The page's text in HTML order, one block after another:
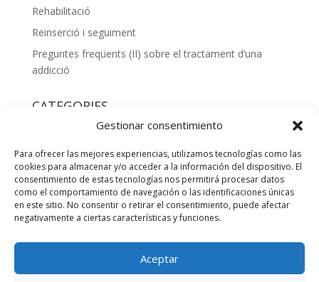
Gestionar consentimiento
Para ofrecer las mejores experiencias, utilizamos tecnologías como las
cookies para almacenar y/o acceder a la información del dispositivo. El
consentimiento de estas tecnologías nos permitirá procesar datos
como el comportamiento de navegación o las identificaciones únicas
en este sitio. No consentir o retirar el consentimiento, puede afectar
negativamente a ciertas características y funciones.
Aceptar
Rehabilitació
Reinserció i seguiment
Preguntes freqüents (II) sobre el tractament d’una
addicció
CATEGORIES
Informacions(2)
La pregunta(2)
Recomenacions(3)
Desintoxicació addiccions Girona
Equip terapèutic
Mètode Teràpies